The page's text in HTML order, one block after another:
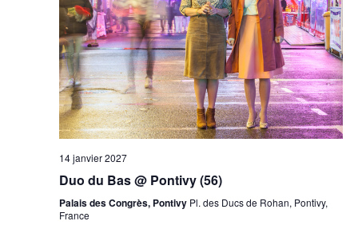
14 janvier 2027
Duo du Bas @ Pontivy (56)
Palais des Congrès, Pontivy Pl. des Ducs de Rohan, Pontivy,
France